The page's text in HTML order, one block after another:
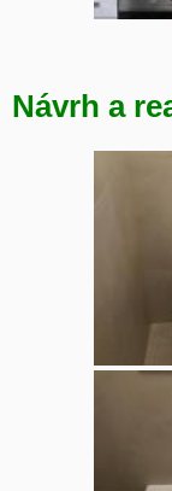
Návrh a